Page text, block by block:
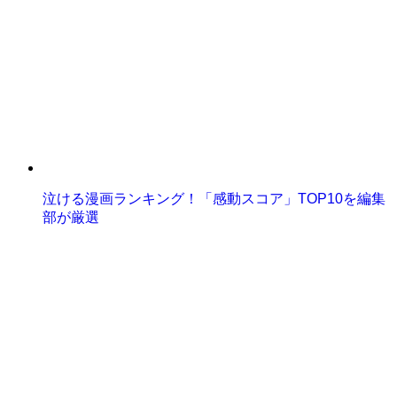
泣ける漫画ランキング！「感動スコア」TOP10を編集
部が厳選